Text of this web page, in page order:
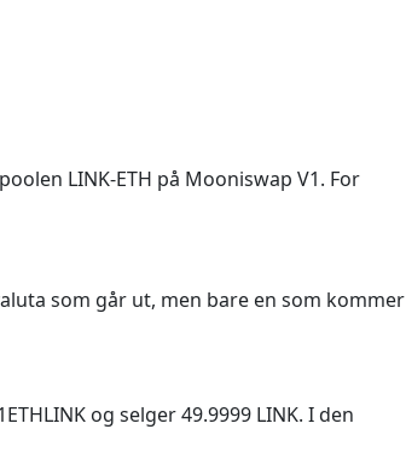
LINK-ETH på Mooniswap V1. For
som går ut, men bare en som kommer
og selger 49.9999 LINK. I den